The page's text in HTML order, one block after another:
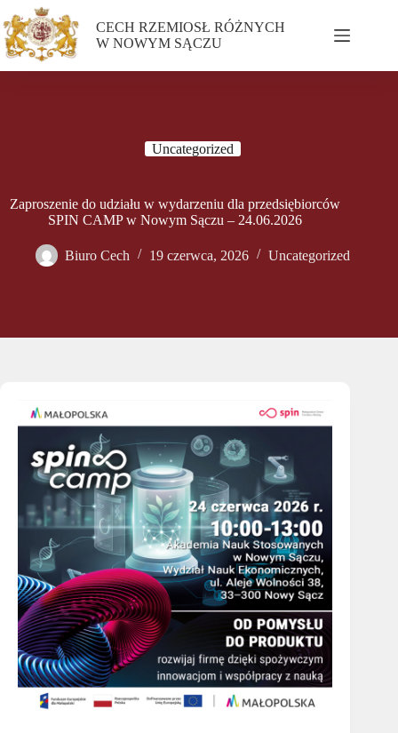
CECH RZEMIOSŁ RÓŻNYCH
W NOWYM SĄCZU
Uncategorized
Zaproszenie do udziału w wydarzeniu dla przedsiębiorców
SPIN CAMP w Nowym Sączu – 24.06.2026
Biuro Cech 19 czerwca, 2026 Uncategorized